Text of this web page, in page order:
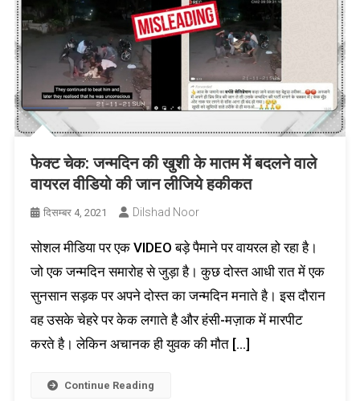
फेक्ट चेक: जन्मदिन की खुशी के मातम में बदलने वाले
वायरल वीडियो की जान लीजिये हकीकत
दिसम्बर 4, 2021 Dilshad Noor
सोशल मीडिया पर एक VIDEO बड़े पैमाने पर वायरल हो रहा है।
जो एक जन्मदिन समारोह से जुड़ा है। कुछ दोस्त आधी रात में एक
सुनसान सड़क पर अपने दोस्त का जन्मदिन मनाते है। इस दौरान
वह उसके चेहरे पर केक लगाते है और हंसी-मज़ाक में मारपीट
करते है। लेकिन अचानक ही युवक की मौत […]
Continue Reading